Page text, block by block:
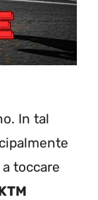
In tal
toccare